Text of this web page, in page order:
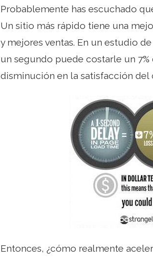
Probablemente has escuchado
Un sitio más rápido tiene una
y mejores ventas. En un estudio
un segundo puede costarle un 7%
disminución en la satisfacción del
Entonces, ¿cómo realmente